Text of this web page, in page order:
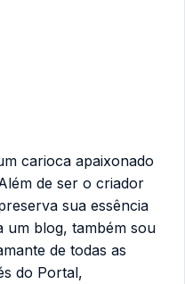
carioca apaixonado
de ser o criador
sua essência
um blog, também sou
de todas as
do Portal,